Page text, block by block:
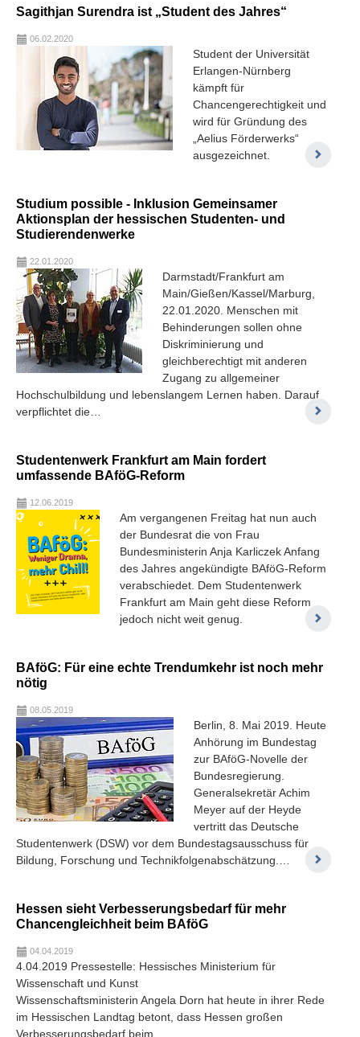
Sagithjan Surendra ist „Student des Jahres“
06.02.2020
Student der Universität
Erlangen-Nürnberg
kämpft für
Chancengerechtigkeit und
wird für Gründung des
„Aelius Förderwerks“
ausgezeichnet.
Studium possible - Inklusion Gemeinsamer
Aktionsplan der hessischen Studenten- und
Studierendenwerke
22.01.2020
Darmstadt/Frankfurt am
Main/Gießen/Kassel/Marburg,
22.01.2020. Menschen mit
Behinderungen sollen ohne
Diskriminierung und
gleichberechtigt mit anderen
Zugang zu allgemeiner
Hochschulbildung und lebenslangem Lernen haben. Darauf
verpflichtet die…
Studentenwerk Frankfurt am Main fordert
umfassende BAföG-Reform
12.06.2019
Am vergangenen Freitag hat nun auch
der Bundesrat die von Frau
Bundesministerin Anja Karliczek Anfang
des Jahres angekündigte BAföG-Reform
verabschiedet. Dem Studentenwerk
Frankfurt am Main geht diese Reform
jedoch nicht weit genug.
BAföG: Für eine echte Trendumkehr ist noch mehr
nötig
08.05.2019
Berlin, 8. Mai 2019. Heute
Anhörung im Bundestag
zur BAföG-Novelle der
Bundesregierung.
Generalsekretär Achim
Meyer auf der Heyde
vertritt das Deutsche
Studentenwerk (DSW) vor dem Bundestagsausschuss für
Bildung, Forschung und Technikfolgenabschätzung.…
Hessen sieht Verbesserungsbedarf für mehr
Chancengleichheit beim BAföG
04.04.2019
4.04.2019 Pressestelle: Hessisches Ministerium für
Wissenschaft und Kunst
Wissenschaftsministerin Angela Dorn hat heute in ihrer Rede
im Hessischen Landtag betont, dass Hessen großen
Verbesserungsbedarf beim